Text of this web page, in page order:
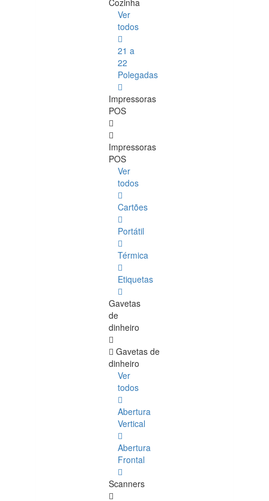
Cozinha
Ver
todos
21 a
22
Polegadas
Impressoras
POS
Impressoras
POS
Ver
todos
Cartões
Portátil
Térmica
Etiquetas
Gavetas
de
dinheiro
Gavetas de
dinheiro
Ver
todos
Abertura
Vertical
Abertura
Frontal
Scanners